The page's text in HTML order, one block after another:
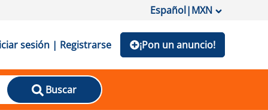
Español|MXN
sesión | Registrarse ¡Pon un anuncio!
Buscar